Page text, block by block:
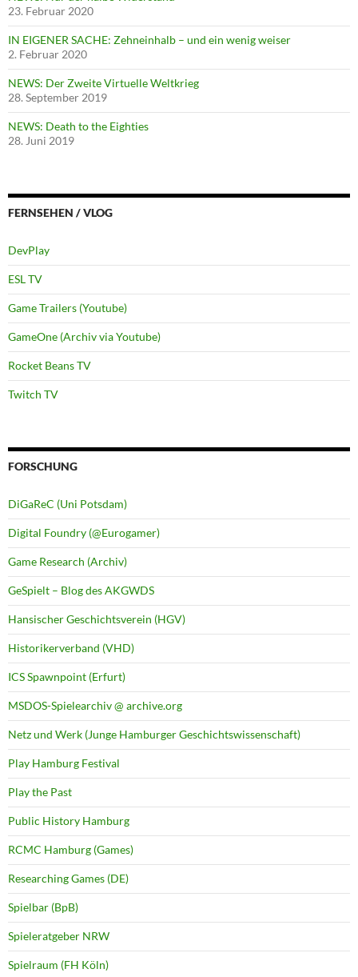
23. Februar 2020
IN EIGENER SACHE: Zehneinhalb – und ein wenig weiser
2. Februar 2020
NEWS: Der Zweite Virtuelle Weltkrieg
28. September 2019
NEWS: Death to the Eighties
28. Juni 2019
FERNSEHEN / VLOG
DevPlay
ESL TV
Game Trailers (Youtube)
GameOne (Archiv via Youtube)
Rocket Beans TV
Twitch TV
FORSCHUNG
DiGaReC (Uni Potsdam)
Digital Foundry (@Eurogamer)
Game Research (Archiv)
GeSpielt – Blog des AKGWDS
Hansischer Geschichtsverein (HGV)
Historikerverband (VHD)
ICS Spawnpoint (Erfurt)
MSDOS-Spielearchiv @ archive.org
Netz und Werk (Junge Hamburger Geschichtswissenschaft)
Play Hamburg Festival
Play the Past
Public History Hamburg
RCMC Hamburg (Games)
Researching Games (DE)
Spielbar (BpB)
Spieleratgeber NRW
Spielraum (FH Köln)